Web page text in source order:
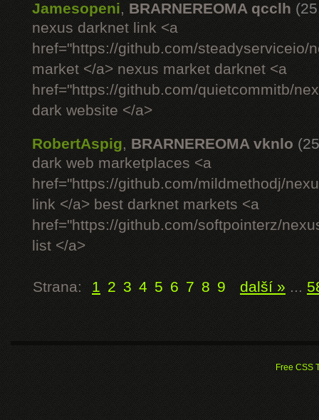
Jamesopeni, BRARNEREOMA qcclh
nexus darknet link <a
href="https://github.com/steadyserviceio/
market </a> nexus market darknet <a
href="https://github.com/quietcommitb/
dark website </a>
RobertAspig, BRARNEREOMA vknlo
dark web marketplaces <a
href="https://github.com/mildmethodj/
link </a> best darknet markets <a
href="https://github.com/softpointerz/
list </a>
Strana: 1 2 3 4 5 6 7 8 9 další » ...
Free CSS